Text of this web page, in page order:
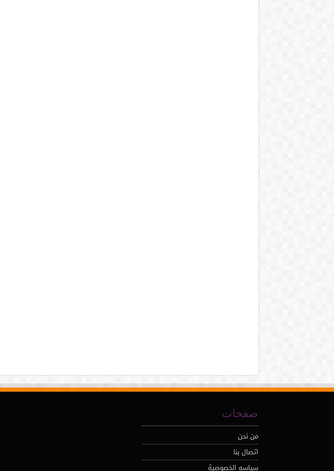
صفحات
من نحن
اتصال بنا
سياسه الخصوصية